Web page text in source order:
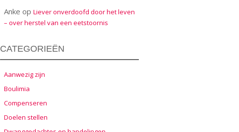
Anke op Liever onverdoofd door het leven
– over herstel van een eetstoornis
CATEGORIEËN
Aanwezig zijn
Boulimia
Compenseren
Doelen stellen